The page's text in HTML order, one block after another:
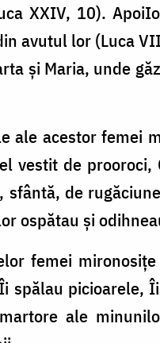
XXIV, 10).
avutul lor (Luca
şi Maria, unde
ale acestor femei
vestit de
sfântă, de
ospătau şi
femei
spălau picioarele,
ale